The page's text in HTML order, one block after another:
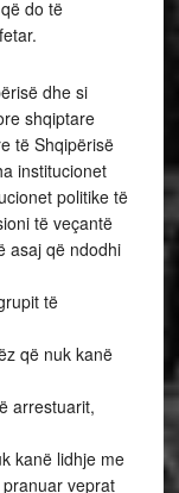
do të
dhe si
shqiptare
të Shqipërisë
institucionet
politike të
të veçantë
asaj që ndodhi
të
që nuk kanë
arrestuarit,
kanë lidhje me
veprat